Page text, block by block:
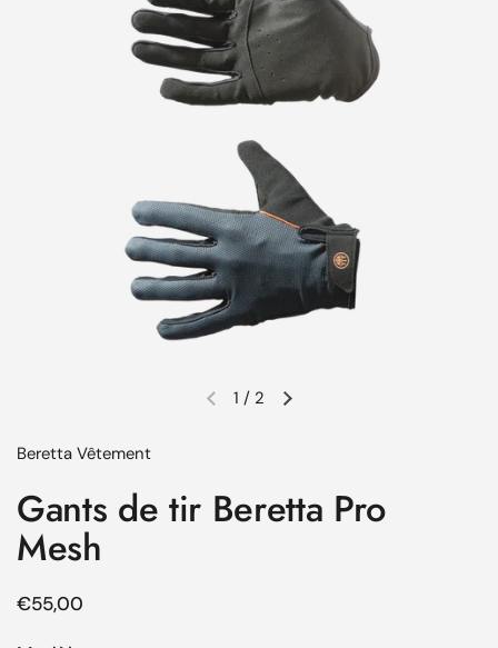
Diapositive précédente
Diapositive suivante
1 / 2
Beretta Vêtement
Gants de tir Beretta Pro
Mesh
Prix régulier
€55,00